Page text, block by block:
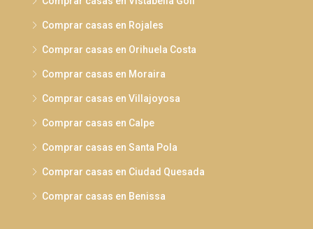
Comprar casas en Rojales
Comprar casas en Orihuela Costa
Comprar casas en Moraira
Comprar casas en Villajoyosa
Comprar casas en Calpe
Comprar casas en Santa Pola
Comprar casas en Ciudad Quesada
Comprar casas en Benissa